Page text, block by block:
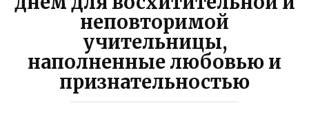
неповторимой
учительницы,
наполненные любовью и
признательностью